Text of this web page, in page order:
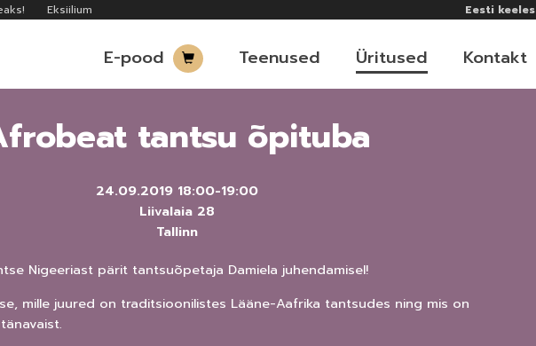
Eesti keeles
Eksiilium
E-pood Teenused Üritused Kontakt
tantsu õpituba
24.09.2019 18:00-19:00
Liivalaia 28
Tallinn
Nigeeriast pärit tantsuõpetaja Damiela juhendamisel!
mille juured on traditsioonilistes Lääne-Aafrika tantsudes ning mis on